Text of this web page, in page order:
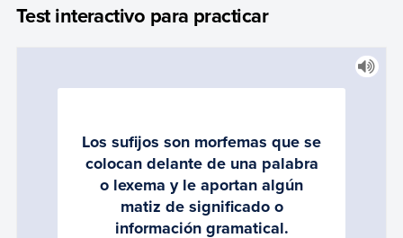
Test interactivo para practicar